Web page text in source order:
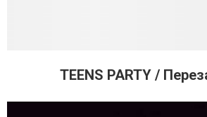
TEENS PARTY /